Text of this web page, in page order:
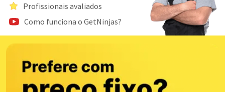
Profissionais avaliados
Como funciona o GetNinjas?